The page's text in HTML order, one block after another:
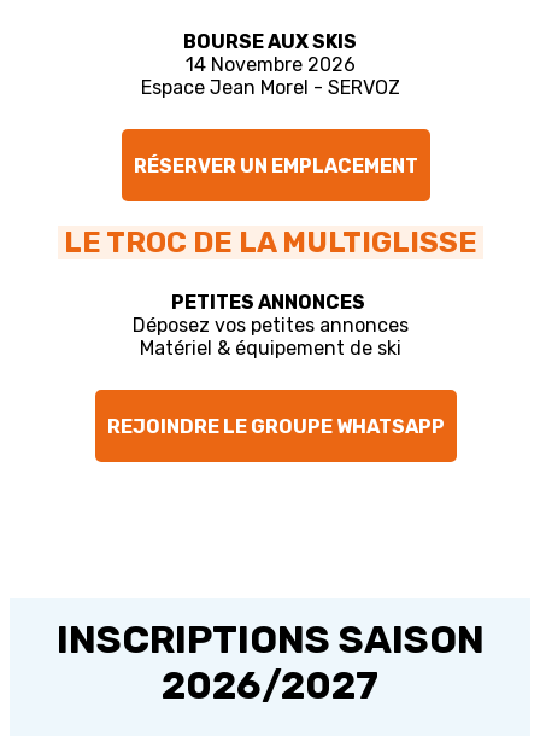
BOURSE AUX SKIS
14 Novembre 2026
Espace Jean Morel - SERVOZ
RÉSERVER UN EMPLACEMENT
LE TROC DE LA MULTIGLISSE
PETITES ANNONCES
Déposez vos petites annonces
Matériel & équipement de ski
REJOINDRE LE GROUPE WHATSAPP
INSCRIPTIONS SAISON
2026/2027